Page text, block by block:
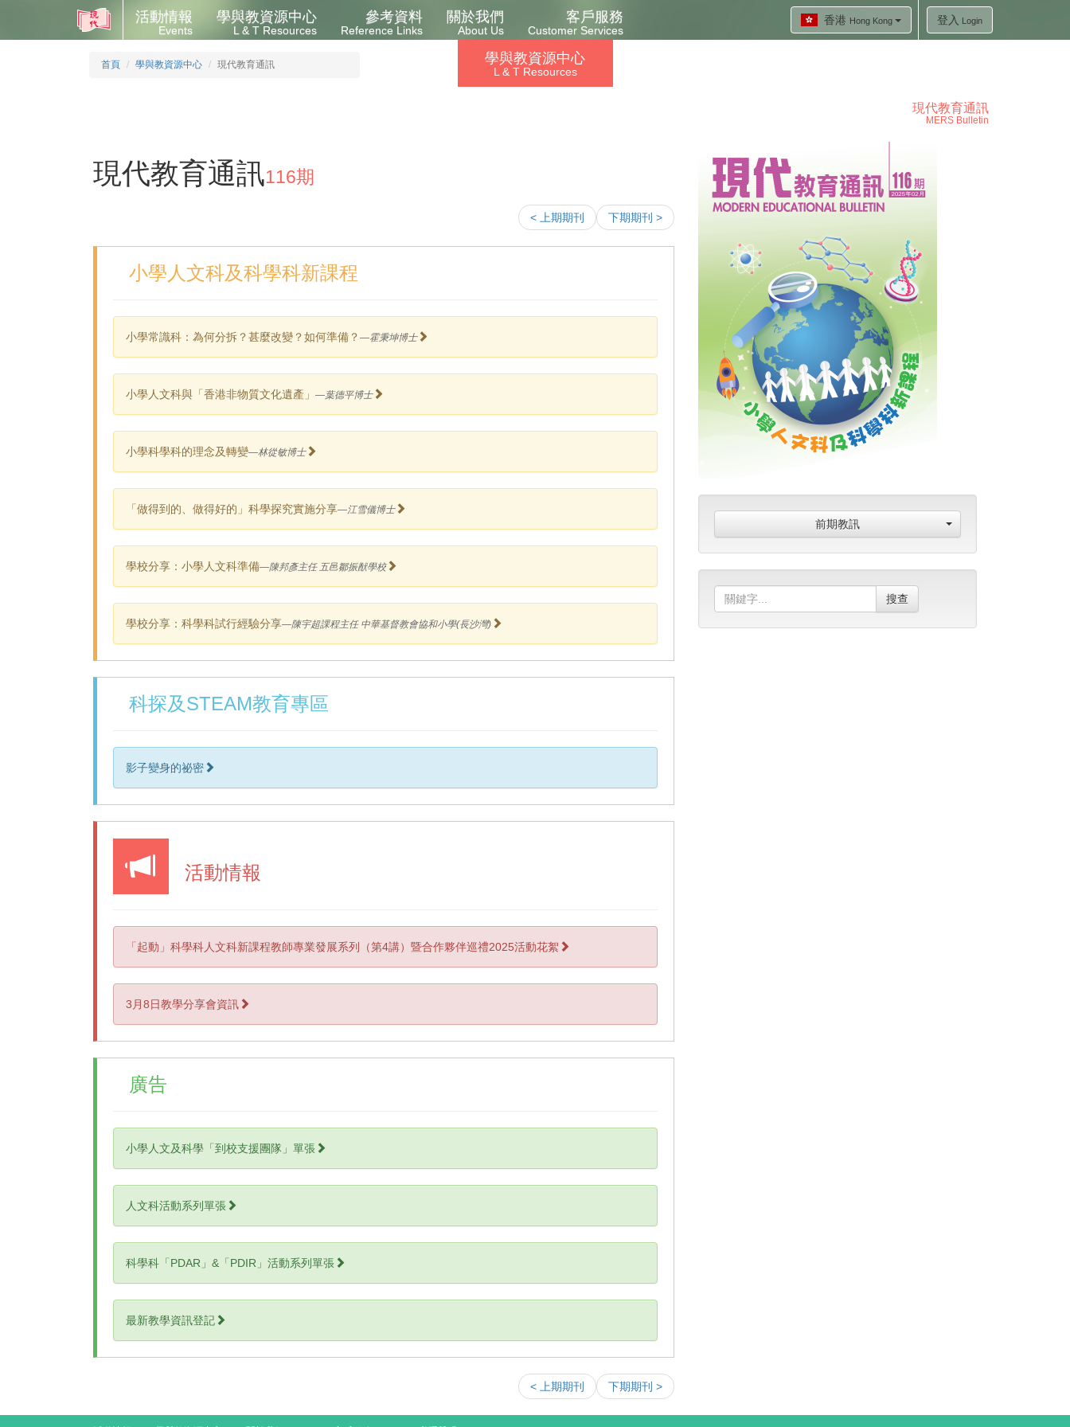
香港 Hong Kong 登入 Login
活動情報
Events
學與教資源中心
L & T Resources
參考資料
Reference Links
關於我們
About Us
客戶服務
Customer Services
首頁 學與教資源中心 現代教育通訊 學與教資源中心
L & T Resources
現代教育通訊
MERS Bulletin
現代教育通訊116期
下期期刊 >
< 上期期刊
小學人文科及科學科新課程
小學常識科：為何分拆？甚麼改變？如何準備？ —霍秉坤博士
小學人文科與「香港非物質文化遺產」 —葉德平博士
小學科學科的理念及轉變—林從敏博士
「做得到的、做得好的」科學探究實施分享—江雪儀博士
學校分享：小學人文科準備—陳邦彥主任 五邑鄒振猷學校
學校分享：科學科試行經驗分享—陳宇超課程主任 中華基督教會協和小學(長沙灣)
科探及STEAM教育專區
影子變身的祕密
活動情報
「起動」科學科人文科新課程教師專業發展系列（第4講）暨合作夥伴巡禮2025活動花絮
3月8日教學分享會資訊
廣告
小學人文及科學「到校支援團隊」單張
人文科活動系列單張
科學科「PDAR」&「PDIR」活動系列單張
最新教學資訊登記
下期期刊 >
< 上期期刊
前期教訊
搜查